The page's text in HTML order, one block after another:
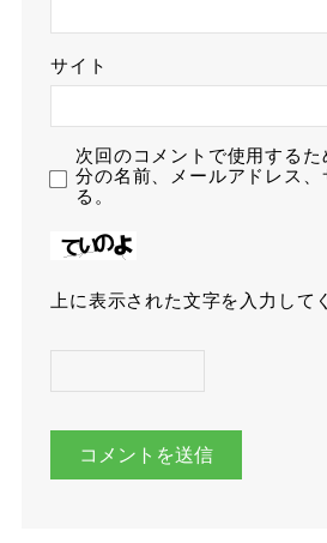
サイト
次回のコメントで使用するた
分の名前、メールアドレス、
る。
上に表示された文字を入力して